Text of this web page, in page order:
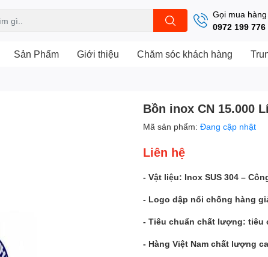
Gọi mua hàng
0972 199 776
Sản Phẩm Giới thiệu Chăm sóc khách hàng
Bồn inox CN 15.000
Mã sản phẩm: Đang cập nhật
Liên hệ
- Vật liệu: Inox SUS 304 –
- Logo dập nổi chống hàng
- Tiêu chuẩn chất lượng: tiêu
- Hàng Việt Nam chất lượng